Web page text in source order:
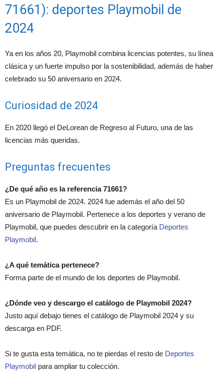
71661): deportes Playmobil de
2024
Ya en los años 20, Playmobil combina licencias potentes, su línea
clásica y un fuerte impulso por la sostenibilidad, además de haber
celebrado su 50 aniversario en 2024.
Curiosidad de 2024
En 2020 llegó el DeLorean de Regreso al Futuro, una de las
licencias más queridas.
Preguntas frecuentes
¿De qué año es la referencia 71661?
Es un Playmobil de 2024. 2024 fue además el año del 50
aniversario de Playmobil. Pertenece a los deportes y verano de
Playmobil, que puedes descubrir en la categoría Deportes
Playmobil.
¿A qué temática pertenece?
Forma parte de el mundo de los deportes de Playmobil.
¿Dónde veo y descargo el catálogo de Playmobil 2024?
Justo aquí debajo tienes el catálogo de Playmobil 2024 y su
descarga en PDF.
Si te gusta esta temática, no te pierdas el resto de Deportes
Playmobil para ampliar tu colección.